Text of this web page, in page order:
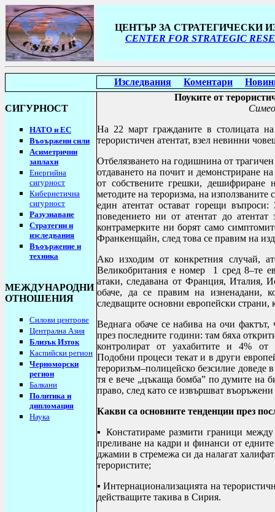
ЦЕНТЪР ЗА СТРАТЕГИЧЕСКИ
CENTER FOR STRATEGIC
Изследвания Коментари
СИГУРНОСТ
НАТО и ЕС
Въоържени сили
Асиметрични
заплахи
Енергийна
сигурност
Кибернетична
сигурност
Разузнаване
Стратегии и
изследвания
Въоържение и
техника
МЕЖДУНАРОДНИ
ОТНОШЕНИЯ
Силови центрове
Централна Азия
Близък Изток
Каспийски регион
Черноморски
регион
Балкани
Политика и
дипломация
Наука
Поуките от
На 22 март гражданите в столицата
терористичен атентат, взел невинни
Отбелязването на годишнина от трагичен
отдаването на почит и демонстриране
от собствените грешки,
методите на тероризма, на
един атентат остават горещи
поведението ни от атентат до
контрамерките ни борят само
Франкенщайн, след това се правим на
Ако изходим от конкретния случай,
Великобритания е номер 1 сред 8–те
атаки, следавана от Франция, Италия,
обаче, да се правим на изненадани,
следващите основни европейски страни,
Веднага обаче се набива на очи
през последните години: там бяха
контролират от уахабитите и 4% от
Подобни процеси текат и в други
тероризъм–полицейско безсилие
тя е вече „цъкаща бомба” по думите на
право, след като се извършват
Какви са основните тенденции през
▪ Констатираме размити граници
преливане на кадри и финанси от
джамии в стремежа си да налагат
терористите;
▪ Интернационализацията на
действащите такива в Сирия.